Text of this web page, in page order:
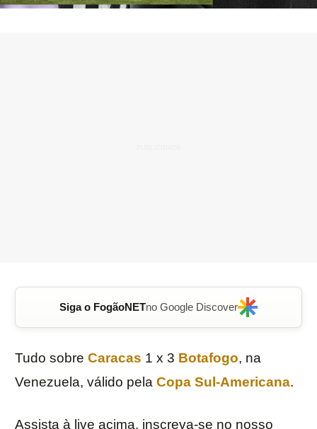
Siga o FogãoNETno Google Discover
Tudo sobre Caracas 1 x 3 Botafogo, na
Venezuela, válido pela Copa Sul-Americana.
Assista à live acima, inscreva-se no nosso